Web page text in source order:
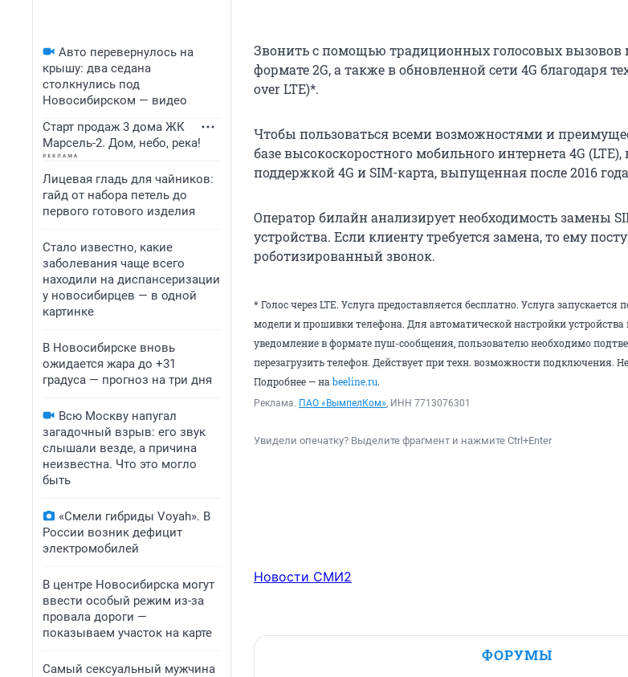
Авто перевернулось на
крышу: два седана
столкнулись под
Новосибирском — видео
Старт продаж 3 дома ЖК
Марсель-2. Дом, небо, река!
Лицевая гладь для чайников:
гайд от набора петель до
первого готового изделия
Стало известно, какие
заболевания чаще всего
находили на диспансеризации
у новосибирцев — в одной
картинке
В Новосибирске вновь
ожидается жара до +31
градуса — прогноз на три дня
Всю Москву напугал
загадочный взрыв: его звук
слышали везде, а причина
неизвестна. Что это могло
быть
«Смели гибриды Voyah». В
России возник дефицит
электромобилей
В центре Новосибирска могут
ввести особый режим из-за
провала дороги —
показываем участок на карте
Самый сексуальный мужчина
Звонить с помощью традиционных голосовых вызовов
формате 2G, а также в обновленной сети 4G благодаря
over LTE)*.
Чтобы пользоваться всеми возможностями и
базе высокоскоростного мобильного интернета 4G
поддержкой 4G и SIM-карта, выпущенная после 2016
Оператор билайн анализирует необходимость замены
устройства. Если клиенту требуется замена, то ему
роботизированный звонок.
* Голос через LTE. Услуга предоставляется бесплатно. Услуга запускается
модели и прошивки телефона. Для автоматической настройки устройства
уведомление в формате пуш-сообщения, пользователю необходимо
перезагрузить телефон. Действует при техн. возможности подключения.
Подробнее — на beeline.ru.
Реклама. ПАО «ВымпелКом», ИНН 7713076301
Увидели опечатку? Выделите фрагмент и нажмите Ctrl+Enter
Новости СМИ2
ФОРУМЫ